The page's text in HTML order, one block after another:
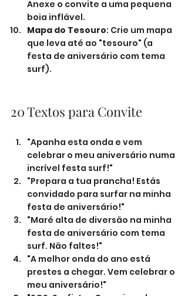
Anexe o convite a uma pequena
boia inflável.
Mapa do Tesouro: Crie um mapa
que leva até ao "tesouro" (a
festa de aniversário com tema
surf).
20 Textos para Convite
"Apanha esta onda e vem
celebrar o meu aniversário numa
incrível festa surf!"
"Prepara a tua prancha! Estás
convidado para surfar na minha
festa de aniversário!"
"Maré alta de diversão na minha
festa de aniversário com tema
surf. Não faltes!"
"A melhor onda do ano está
prestes a chegar. Vem celebrar o
meu aniversário!"